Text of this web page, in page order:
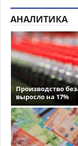
АНАЛИТИКА
Производство
выросло на 17%